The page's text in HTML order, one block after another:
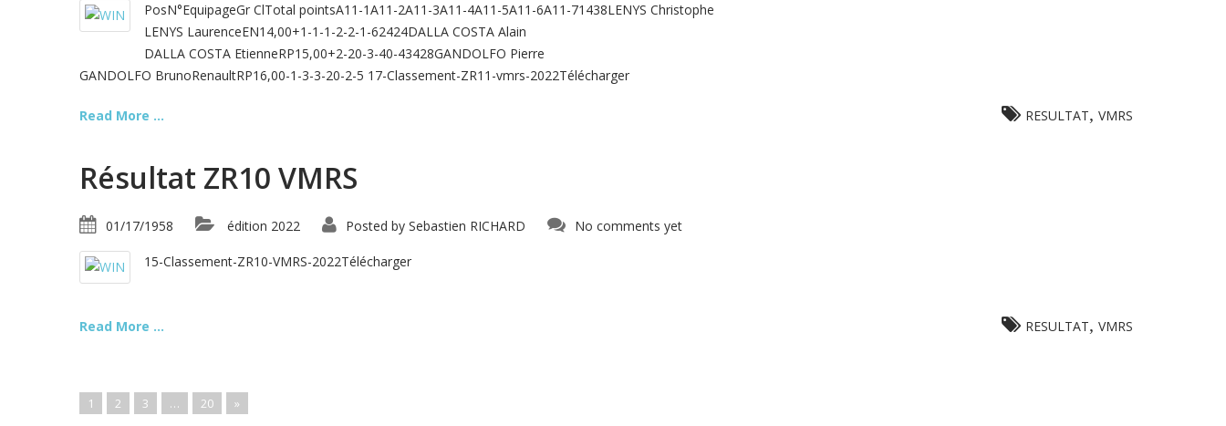
PosN°EquipageGr ClTotal pointsA11-1A11-2A11-3A11-4A11-5A11-6A11-71438LENYS Christophe
LENYS LaurenceEN14,00+1-1-1-2-2-1-62424DALLA COSTA Alain
DALLA COSTA EtienneRP15,00+2-20-3-40-43428GANDOLFO Pierre
GANDOLFO BrunoRenaultRP16,00-1-3-3-20-2-5 17-Classement-ZR11-vmrs-2022Télécharger
Read More ... RESULTAT, VMRS
Résultat ZR10 VMRS
01/17/1958 édition 2022 Posted by Sebastien RICHARD No comments yet
15-Classement-ZR10-VMRS-2022Télécharger
Read More ... RESULTAT, VMRS
1 2 3 … 20 »